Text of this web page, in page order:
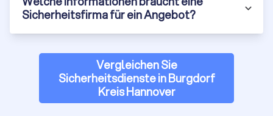
Trustlocal prüft eingetragene Sicherheitsfirmen, bündelt
echte Kundenbewertungen und liefert Ihnen nach einer
kostenlosen Anfrage bis zu vier unverbindliche Angebote
Leistungen, Reaktionszeiten und Konditionen transparent
und beauftragen den passenden Wachdienst ohne
Umwege. Jetzt Angebote in Burgdorf Kreis Hannover
vergleichen (Sicherheitsdienst-Anbieter).
Sicherheitsfirma für ein Angebot?
Vergleichen Sie
Sicherheitsdienste in Burgdorf
Kreis Hannover